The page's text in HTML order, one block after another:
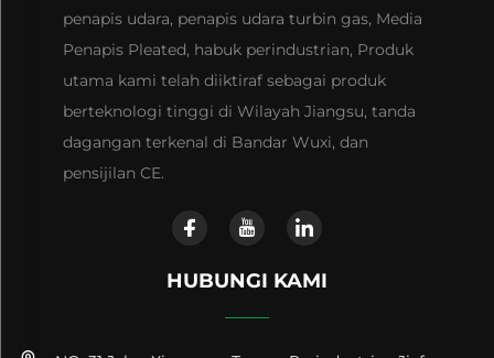
penapis udara, penapis udara turbin gas, Media
Penapis Pleated, habuk perindustrian, Produk
utama kami telah diiktiraf sebagai produk
berteknologi tinggi di Wilayah Jiangsu, tanda
dagangan terkenal di Bandar Wuxi, dan
pensijilan CE.
HUBUNGI KAMI